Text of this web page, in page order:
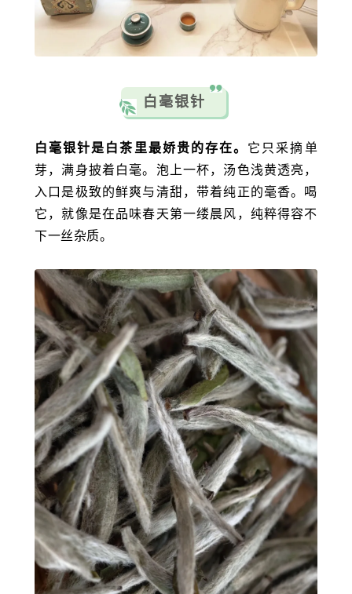
白毫银针
白毫银针是白茶里最娇贵的存在。 它只采摘单
芽，满身披着白毫。泡上一杯，汤色浅黄透亮，
入口是极致的鲜爽与清甜，带着纯正的毫香。喝
它，就像是在品味春天第一缕晨风，纯粹得容不
下一丝杂质。